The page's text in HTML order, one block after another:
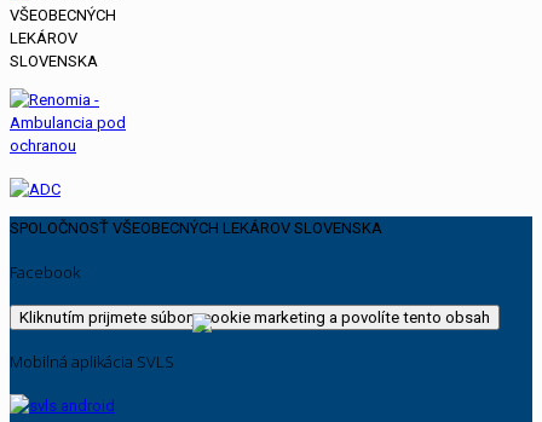
SPOLOČNOSŤ VŠEOBECNÝCH LEKÁROV SLOVENSKA
Facebook
Kliknutím prijmete súbory cookie marketing a povolíte tento obsah
Mobilná aplikácia SVLS